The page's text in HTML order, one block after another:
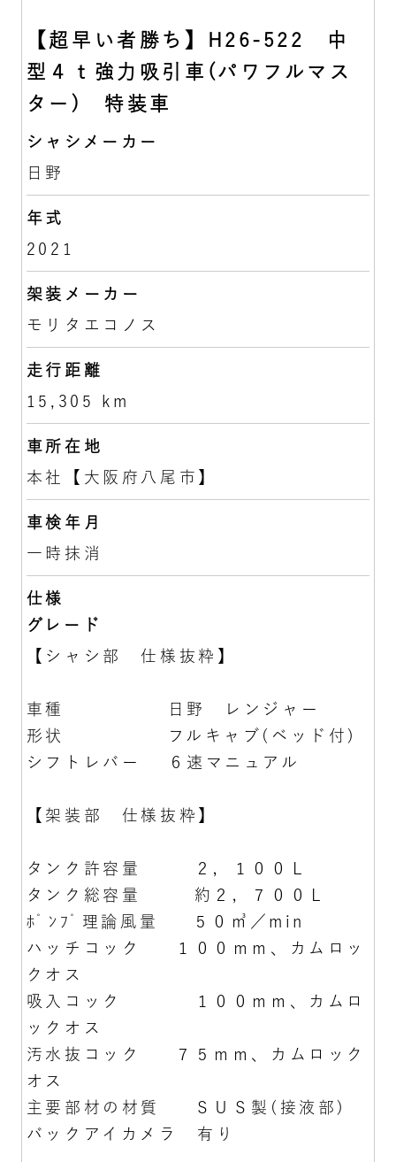
【超早い者勝ち】H26-522 中
型４ｔ強力吸引車(パワフルマス
ター) 特装車
シャシメーカー
日野
年式
2021
架装メーカー
モリタエコノス
走行距離
15,305 km
車所在地
本社【大阪府八尾市】
車検年月
一時抹消
仕様
グレード
【シャシ部 仕様抜粋】
車種 日野 レンジャー
形状 フルキャブ(ベッド付)
シフトレバー ６速マニュアル
【架装部 仕様抜粋】
タンク許容量 ２，１００Ｌ
タンク総容量 約２，７００Ｌ
ﾎﾟﾝﾌﾟ理論風量 ５０㎥／min
ハッチコック １００ｍｍ、カムロッ
クオス
吸入コック １００ｍｍ、カムロ
ックオス
汚水抜コック ７５ｍｍ、カムロック
オス
主要部材の材質 ＳＵＳ製(接液部)
バックアイカメラ 有り